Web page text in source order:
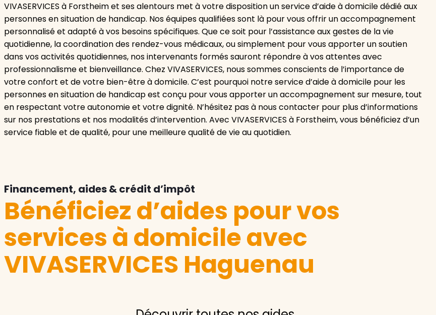
VIVASERVICES à Forstheim et ses alentours met à votre disposition un service d’aide à domicile dédié aux
personnes en situation de handicap. Nos équipes qualifiées sont là pour vous offrir un accompagnement
personnalisé et adapté à vos besoins spécifiques. Que ce soit pour l’assistance aux gestes de la vie
quotidienne, la coordination des rendez-vous médicaux, ou simplement pour vous apporter un soutien
dans vos activités quotidiennes, nos intervenants formés sauront répondre à vos attentes avec
professionnalisme et bienveillance. Chez VIVASERVICES, nous sommes conscients de l’importance de
votre confort et de votre bien-être à domicile. C’est pourquoi notre service d’aide à domicile pour les
personnes en situation de handicap est conçu pour vous apporter un accompagnement sur mesure, tout
en respectant votre autonomie et votre dignité. N’hésitez pas à nous contacter pour plus d’informations
sur nos prestations et nos modalités d’intervention. Avec VIVASERVICES à Forstheim, vous bénéficiez d’un
service fiable et de qualité, pour une meilleure qualité de vie au quotidien.
Financement, aides & crédit d’impôt
Bénéficiez d’aides pour vos
services à domicile avec
VIVASERVICES Haguenau